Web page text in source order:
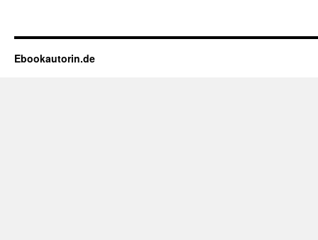
Ebookautorin.de